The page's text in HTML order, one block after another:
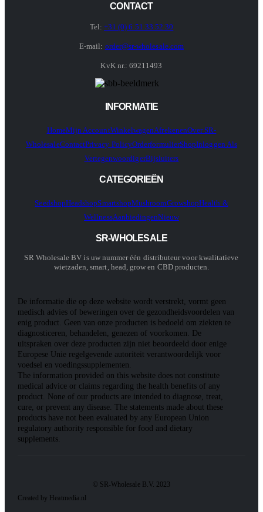
CONTACT
Tel: +31 (0) 6 51 33 52 30
E-mail: order@sr-wholesale.com
KvK nr.: 69211493
INFORMATIE
HomeMijn AccountWinkelwagenAfrekenenOver SR-
WholesaleContactPrivacy PolicyOrderformulierShopInloggen Als
VertegenwoordigerBijsluiters
CATEGORIEËN
SeedshopHeadshopSmartshopMushroomGrowshopHealth &
WellnessAanbiedingenNieuw
SR-WHOLESALE
SR Wholesale BV is uw nummer één distributeur voor kwalitatieve
wietzaden, smart, head, grow en CBD producten.
De informatie die op deze website wordt verstrekt, vormt geen
medisch advies of beweringen over de gezondheidsvoordelen van
enig product. Geen van onze producten is bedoeld om ziekten te
diagnosticeren, behandelen, genezen of voorkomen. De
uitspraken over deze producten zijn niet beoordeeld door enige
Europese Unie regelgevende autoriteit verantwoordelijk voor
voedsel en voedingssupplementen.
The information provided on this website does not constitute
medical advice or claims regarding the health benefits of any
product. None of our products are intended to diagnose, treat,
cure, or prevent any disease. The statements made about these
products have not been evaluated by any European Union
regulatory authority responsible for food and dietary
supplements.
© SR-Wholesale B.V. 2023
Created by Heatmedia.nl